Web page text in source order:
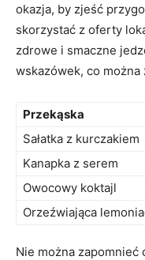
okazja, ⁤by zjeść
skorzystać z oferty
zdrowe i smaczne
wskazówek, co
Przekąska
Sałatka z kurczakiem
Kanapka z serem
Owocowy ​koktajl
Orzeźwiająca
Nie można